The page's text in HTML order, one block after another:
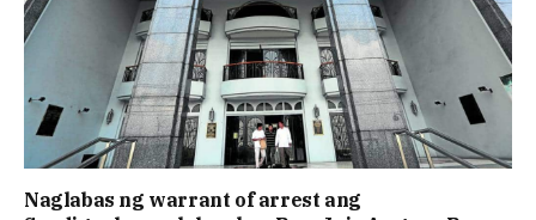
Naglabas ng warrant of arrest ang